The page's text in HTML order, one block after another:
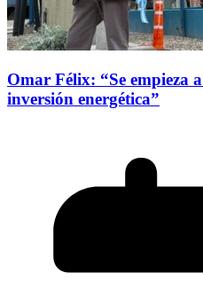
Omar Félix: “Se empieza
inversión energética”